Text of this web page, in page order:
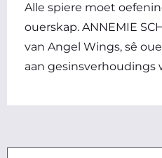
Alle spiere moet
ouerskap. ANNEMIE
van Angel Wings, sê
aan gesinsverhoudings